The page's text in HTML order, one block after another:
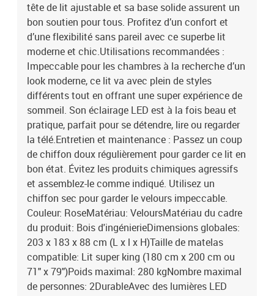
tête de lit ajustable et sa base solide assurent un
bon soutien pour tous. Profitez d’un confort et
d’une flexibilité sans pareil avec ce superbe lit
moderne et chic.Utilisations recommandées :
Impeccable pour les chambres à la recherche d’un
look moderne, ce lit va avec plein de styles
différents tout en offrant une super expérience de
sommeil. Son éclairage LED est à la fois beau et
pratique, parfait pour se détendre, lire ou regarder
la télé.Entretien et maintenance : Passez un coup
de chiffon doux régulièrement pour garder ce lit en
bon état. Évitez les produits chimiques agressifs
et assemblez-le comme indiqué. Utilisez un
chiffon sec pour garder le velours impeccable.
Couleur: RoseMatériau: VeloursMatériau du cadre
du produit: Bois d'ingénierieDimensions globales:
203 x 183 x 88 cm (L x l x H)Taille de matelas
compatible: Lit super king (180 cm x 200 cm ou
71" x 79")Poids maximal: 280 kgNombre maximal
de personnes: 2DurableAvec des lumières LED